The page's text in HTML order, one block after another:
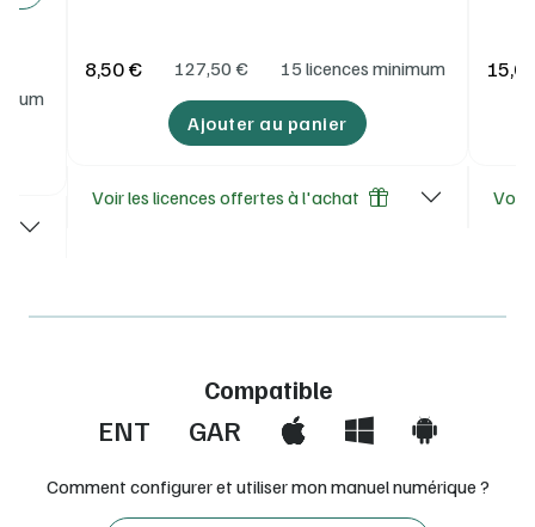
8,50 € 127,50 € 15 licences minimum
Ajouter au panier
Voir les licences offertes à l'achat Voir
Compatible
ENT GAR
Comment configurer et utiliser mon manuel numérique ?